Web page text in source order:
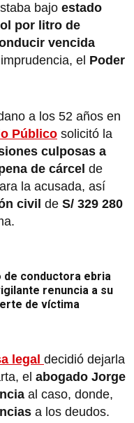
bajo estado
por litro de
vencida
el Poder
a los 52 años en
Público solicitó la
culposas a
de cárcel de
la acusada, así
civil de S/ 329 280
de conductora ebria
renuncia a su
de víctima
legal decidió dejarla
el abogado Jorge
al caso, donde,
a los deudos.